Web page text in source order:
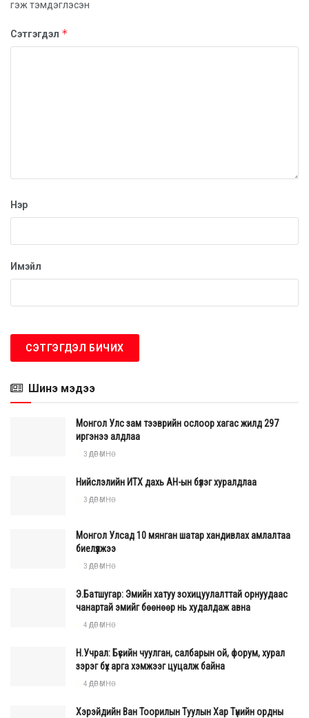
Үүний үр дүнд энэ жил анх удаа 2 га талбайгаас 10 тонн
цагаан будааны ургац хурааж авчээ. Энэхүү төсөл нь
цаашид Монгол оронд ялангуяа говийн бүсэд цагаан
будаа, үр тариа эрхлэлтийг нэмэгдүүлэх боломжийг
бүрдүүлсэн өндөр ач холбогдолтой байна.
дээжийг "Хөсөг цагаан будаа" нэртэйгээр
хэрэглэгчдэд хүргэх юм.
гэж тэмдэглэсэн
Сэтгэгдэл *
Нэр
Имэйл
Шинэ мэдээ
Монгол Улс зам тээврийн ослоор хагас жилд 297
иргэнээ алдлаа
3 ӨДӨР ӨМНӨ
Нийслэлийн ИТХ дахь АН-ын бүлэг хуралдлаа
3 ӨДӨР ӨМНӨ
Монгол Улсад 10 мянган шатар хандивлах амлалтаа
биелүүлжээ
3 ӨДӨР ӨМНӨ
Э.Батшугар: Эмийн хатуу зохицуулалттай орнуудаас
чанартай эмийг бөөнөөр нь худалдаж авна
4 ӨДӨР ӨМНӨ
Н.Учрал: Бүсийн чуулган, салбарын ой, форум, хурал
зэрэг бүх арга хэмжээг цуцалж байна
4 ӨДӨР ӨМНӨ
Хэрэйдийн Ван Тоорилын Туулын Хар Түнийн ордны